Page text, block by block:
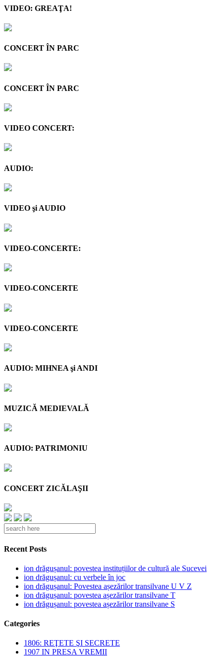
VIDEO: GREAŢA!
CONCERT ÎN PARC
CONCERT ÎN PARC
VIDEO CONCERT:
AUDIO:
VIDEO şi AUDIO
VIDEO-CONCERTE:
VIDEO-CONCERTE
VIDEO-CONCERTE
AUDIO: MIHNEA şi ANDI
MUZICĂ MEDIEVALĂ
AUDIO: PATRIMONIU
CONCERT ZICĂLAŞII
Recent Posts
ion drăgușanul: povestea instituțiilor de cultură ale Sucevei
ion drăgușanul: cu verbele în joc
ion drăgușanul: Povestea așezărilor transilvane U V Z
ion drăgușanul: povestea așezărilor transilvane T
ion drăgușanul: povestea așezărilor transilvane S
Categories
1806: REŢETE ŞI SECRETE
1907 IN PRESA VREMII